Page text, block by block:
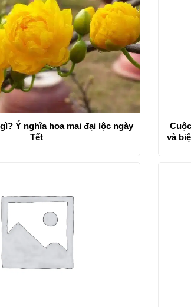
Ý nghĩa hoa mai đại lộc ngày
Tết
và